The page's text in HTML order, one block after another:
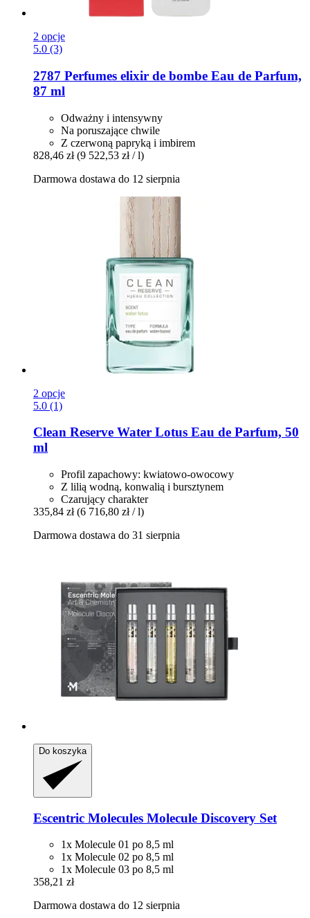
2 opcje
5.0 (3)
2787 Perfumes elixir de bombe Eau de Parfum,
87 ml
Odważny i intensywny
Na poruszające chwile
Z czerwoną papryką i imbirem
828,46 zł (9 522,53 zł / l)
Darmowa dostawa do 12 sierpnia
2 opcje
5.0 (1)
Clean Reserve Water Lotus Eau de Parfum, 50
ml
Profil zapachowy: kwiatowo-owocowy
Z lilią wodną, ​​konwalią i bursztynem
Czarujący charakter
335,84 zł (6 716,80 zł / l)
Darmowa dostawa do 31 sierpnia
Do koszyka
Escentric Molecules Molecule Discovery Set
1x Molecule 01 po 8,5 ml
1x Molecule 02 po 8,5 ml
1x Molecule 03 po 8,5 ml
358,21 zł
Darmowa dostawa do 12 sierpnia